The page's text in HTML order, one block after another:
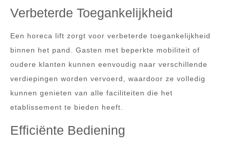
Verbeterde Toegankelijkheid
Een horeca lift zorgt voor verbeterde toegankelijkheid
binnen het pand. Gasten met beperkte mobiliteit of
oudere klanten kunnen eenvoudig naar verschillende
verdiepingen worden vervoerd, waardoor ze volledig
kunnen genieten van alle faciliteiten die het
etablissement te bieden heeft.
Efficiënte Bediening